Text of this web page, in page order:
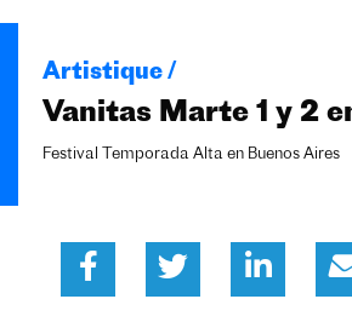
Artistique /
Vanitas Marte 1 y 2
Festival Temporada Alta en Buenos Aires